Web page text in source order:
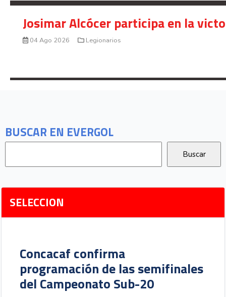
BUSCAR EN EVERGOL
SELECCION
Concacaf confirma
programación de las semifinales
del Campeonato Sub-20
Josimar Alcócer participa en la
04 Ago 2026 Legionarios